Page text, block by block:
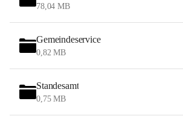
78,04 MB
Gemeindeservice
0,82 MB
Standesamt
0,75 MB